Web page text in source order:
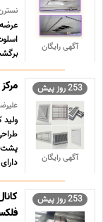
آگهی رایگان
253 روز پیش
آگهی رایگان
پشت
... ...
253 روز پیش